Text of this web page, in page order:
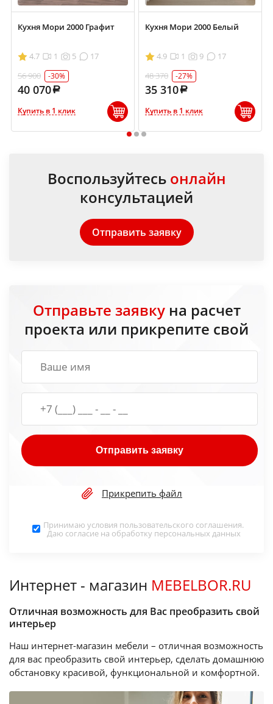
Кухня Мори 2000 Графит
4.7 1 5
17
56 900
-30%
40 070
Купить в 1 клик
Кухня Мори 2000 Белый
4.9 1 9
17
48 370
-27%
35 310
Купить в 1 клик
1 2 3
Воспользуйтесь онлайн
консультацией
Отправить заявку
Отправьте заявкуна расчет
проекта или прикрепите свой
Отправить заявку
Прикрепить файл
Принимаю условия пользовательского соглашения.
Даю согласие на обработку персональных данных
Интернет - магазин MEBELBOR.RU
Отличная возможность для Вас преобразить свой
интерьер
Наш интернет-магазин мебели – отличная возможность
для вас преобразить свой интерьер, сделать домашнюю
обстановку красивой, функциональной и комфортной.